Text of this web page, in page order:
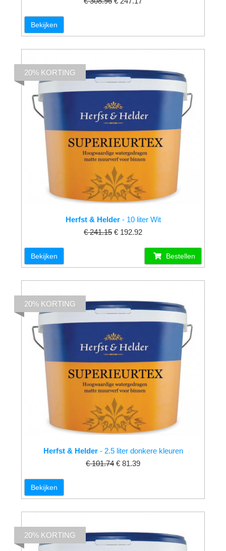
Bekijken
Herfst & Helder- 10 liter Wit
€ 241.15 € 192.92
20% KORTING
Bekijken Bestellen
Herfst & Helder- 2.5 liter donkere kleuren
€ 101.74 € 81.39
20% KORTING
Bekijken
20% KORTING